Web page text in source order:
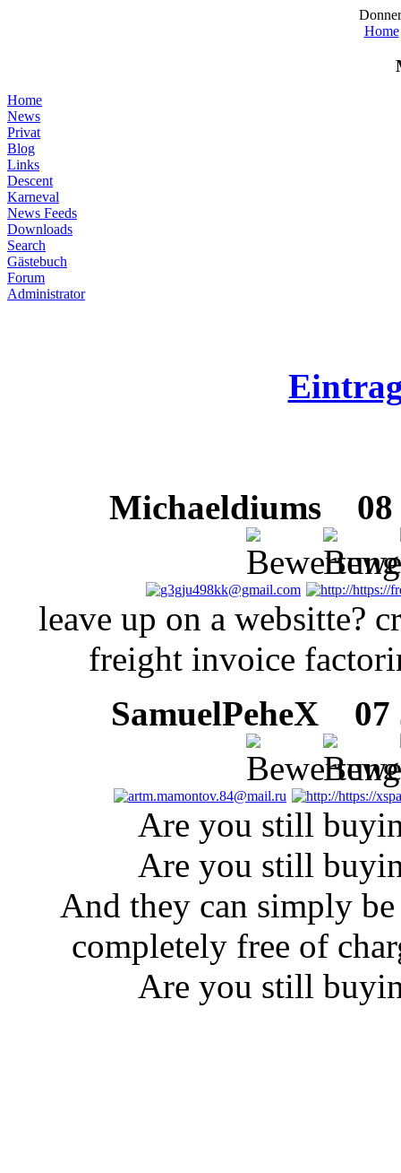
Home
Home
News
Privat
Blog
Links
Descent
Karneval
News Feeds
Downloads
Search
Gästebuch
Forum
Administrator
Michaeldiums 08
leave up on a websitte?
freight invoice
SamuelPeheX
07
Are you still
Are you still
And they can simply
completely free of
Are you still